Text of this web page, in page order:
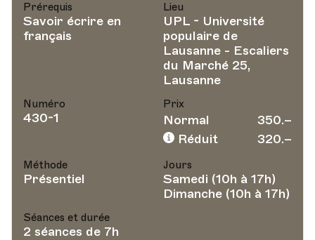
Prérequis
Savoir écrire en
français
Lieu
UPL - Université
populaire de
Lausanne - Escaliers
du Marché 25,
Lausanne
Numéro
430-1
Prix
Normal
350.–
Réduit
320.–
Méthode
Présentiel
Jours
Samedi (10h à 17h)
Dimanche (10h à 17h)
Séances et durée
2 séances de 7h